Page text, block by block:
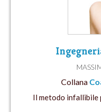
Collana
Il metodo infallibile